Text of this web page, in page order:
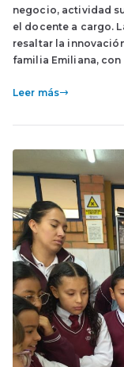
negocio, actividad
el docente a cargo.
resaltar la
familia Emiliana, con
Leer más